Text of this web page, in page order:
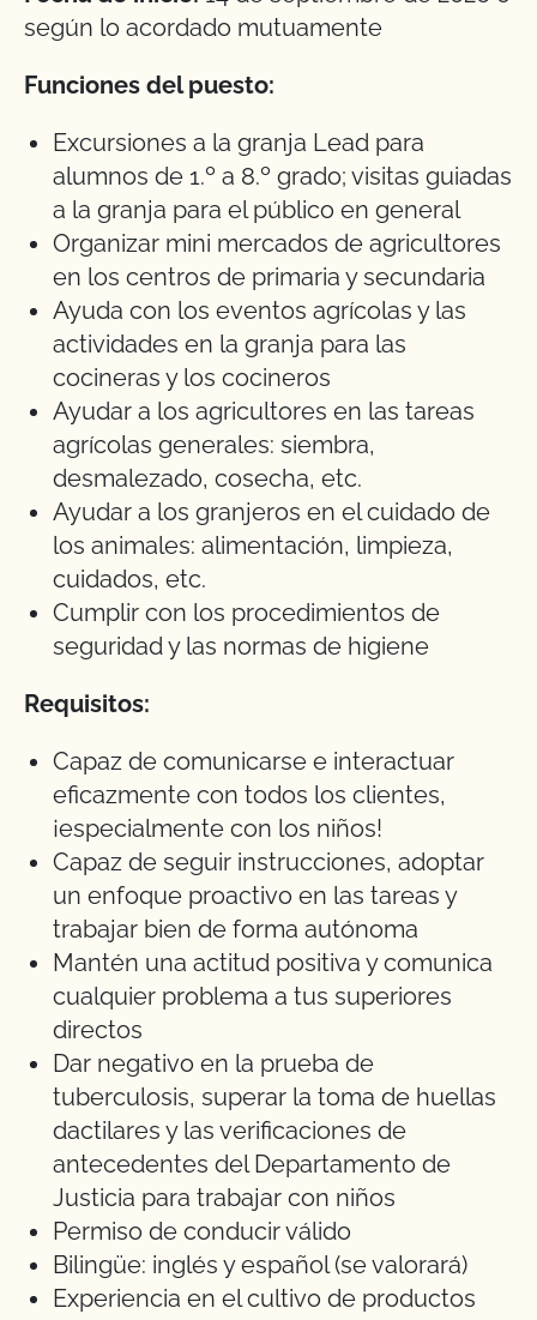
según lo acordado mutuamente
Funciones del puesto:
Excursiones a la granja Lead para
alumnos de 1.º a 8.º grado; visitas guiadas
a la granja para el público en general
Organizar mini mercados de agricultores
en los centros de primaria y secundaria
Ayuda con los eventos agrícolas y las
actividades en la granja para las
cocineras y los cocineros
Ayudar a los agricultores en las tareas
agrícolas generales: siembra,
desmalezado, cosecha, etc.
Ayudar a los granjeros en el cuidado de
los animales: alimentación, limpieza,
cuidados, etc.
Cumplir con los procedimientos de
seguridad y las normas de higiene
Requisitos:
Capaz de comunicarse e interactuar
eficazmente con todos los clientes,
¡especialmente con los niños!
Capaz de seguir instrucciones, adoptar
un enfoque proactivo en las tareas y
trabajar bien de forma autónoma
Mantén una actitud positiva y comunica
cualquier problema a tus superiores
directos
Dar negativo en la prueba de
tuberculosis, superar la toma de huellas
dactilares y las verificaciones de
antecedentes del Departamento de
Justicia para trabajar con niños
Permiso de conducir válido
Bilingüe: inglés y español (se valorará)
Experiencia en el cultivo de productos